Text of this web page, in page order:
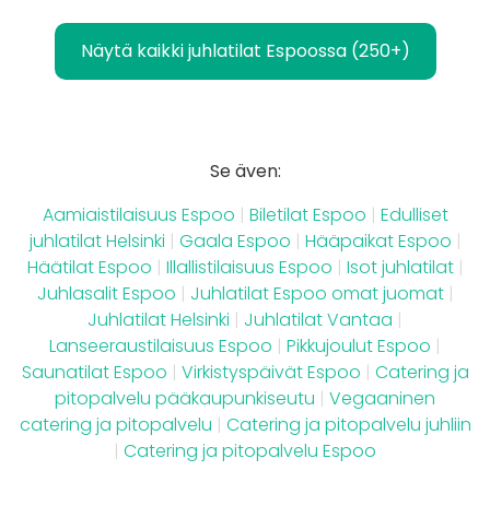
Näytä kaikki juhlatilat Espoossa (250+)
Se även:
Aamiaistilaisuus Espoo | Biletilat Espoo | Edulliset
juhlatilat Helsinki | Gaala Espoo | Hääpaikat Espoo |
Häätilat Espoo | Illallistilaisuus Espoo | Isot juhlatilat |
Juhlasalit Espoo | Juhlatilat Espoo omat juomat |
Juhlatilat Helsinki | Juhlatilat Vantaa |
Lanseeraustilaisuus Espoo | Pikkujoulut Espoo |
Saunatilat Espoo | Virkistyspäivät Espoo | Catering ja
pitopalvelu pääkaupunkiseutu | Vegaaninen
catering ja pitopalvelu | Catering ja pitopalvelu juhliin
| Catering ja pitopalvelu Espoo